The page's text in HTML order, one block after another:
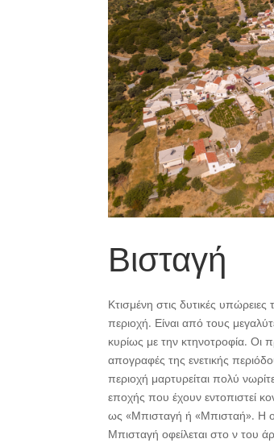
Βισταγή
Κτισμένη στις δυτικές
περιοχή. Είναι από τους
κυρίως με την κτηνοτροφία. Οι
απογραφές της ενετικής
περιοχή μαρτυρείται πολύ
εποχής που έχουν εντοπιστεί
ως «Μπισταγή ή «Μπισταή». Η
Μπισταγή οφείλεται στο ν του